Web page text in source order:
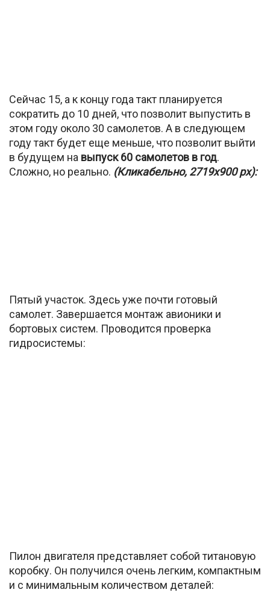
Сейчас 15, а к концу года такт планируется
сократить до 10 дней, что позволит выпустить в
этом году около 30 самолетов. А в следующем
году такт будет еще меньше, что позволит выйти
в будущем на выпуск 60 самолетов в год.
Сложно, но реально. (Кликабельно, 2719х900 px):
Пятый участок. Здесь уже почти готовый
самолет. Завершается монтаж авионики и
бортовых систем. Проводится проверка
гидросистемы:
Пилон двигателя представляет собой титановую
коробку. Он получился очень легким, компактным
и с минимальным количеством деталей: